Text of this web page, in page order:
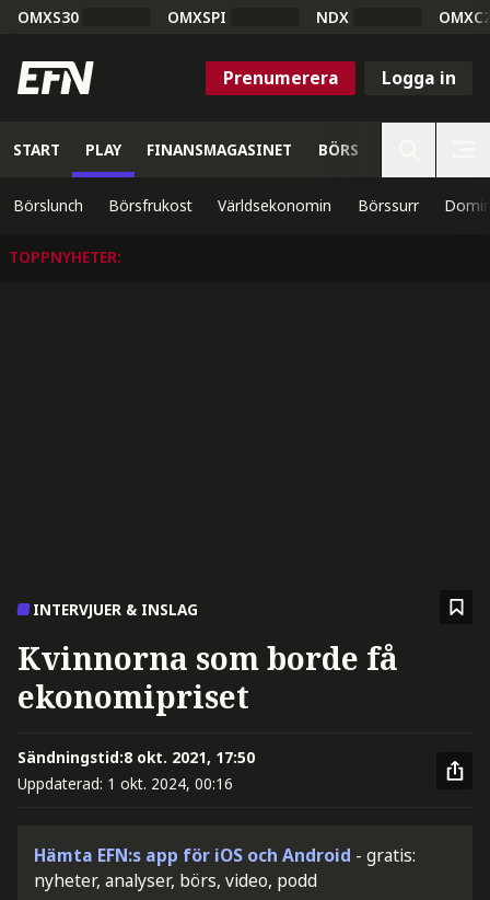
OMXS30 OMXSPI NDX
Prenumerera Logga in
START PLAY FINANSMAGASINET BÖRS
Börslunch Börsfrukost Världsekonomin Börssurr
TOPPNYHETER:
INTERVJUER & INSLAG
Kvinnorna som borde få
ekonomipriset
Sändningstid:8 okt. 2021, 17:50
Uppdaterad: 1 okt. 2024, 00:16
Hämta EFN:s app för iOS och Android - gratis:
nyheter, analyser, börs, video, podd